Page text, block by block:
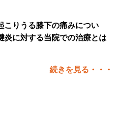
こりうる膝下の痛みについ
に対する当院での治療とは
続きを見る・・・